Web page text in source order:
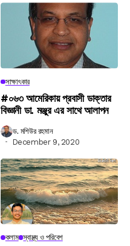
সাক্ষাৎকার
#০৬৩ আমেরিকায় প্রবাসী ডাক্তার
বিজ্ঞানী ডা. মঞ্জুর এর সাথে আলাপন
ড. মশিউর রহমান
December 9, 2020
কলাম স্বাস্থ্য ও পরিবেশ